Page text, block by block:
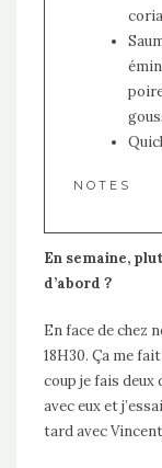
NOTES
En semaine,
d’abord ?
En face de chez
18H30. Ça me
coup je fais deux
avec eux et
tard avec